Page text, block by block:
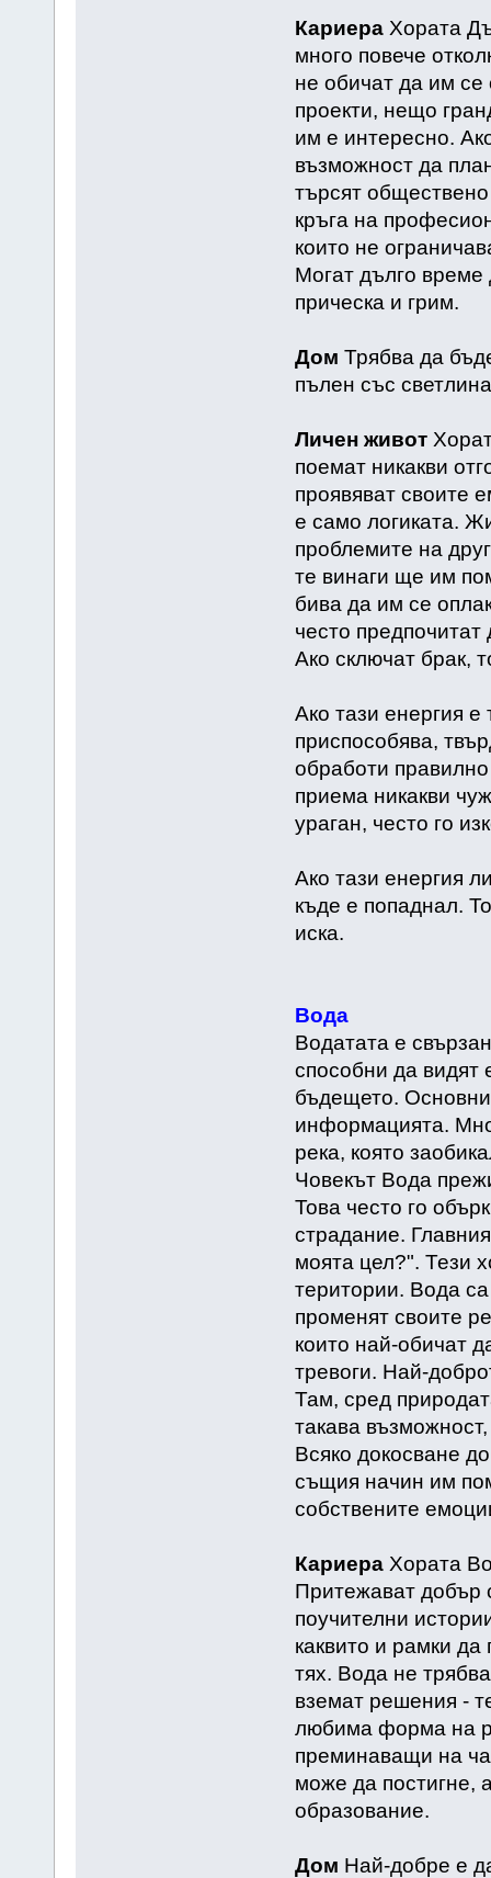
КариераХората
много повече
не обичат да им
проекти, нещо
им е интересно.
възможност да
търсят
кръга на
които не
Могат дълго
прическа и грим.
Дом Трябва да
пълен със
Личен живот
поемат никакви
проявяват своите
е само логиката.
проблемите на
те винаги ще им
бива да им се
често
Ако сключат брак,
Ако тази енергия
приспособява,
обработи
приема никакви
ураган, често го
Ако тази енергия
къде е попаднал.
иска.
Вода
Водатата е
способни да
бъдещето.
информацията.
река, която
Човекът Вода
Това често го
страдание.
моята цел?". Тези
територии. Вода
променят своите
които най-обичат
тревоги. Най-
Там, сред
такава
Всяко докосване
същия начин им
собствените
КариераХората
Притежават добър
поучителни
каквито и рамки да
тях. Вода не
вземат решения -
любима форма на
преминаващи на
може да постигне,
образование.
Дом Най-добре е